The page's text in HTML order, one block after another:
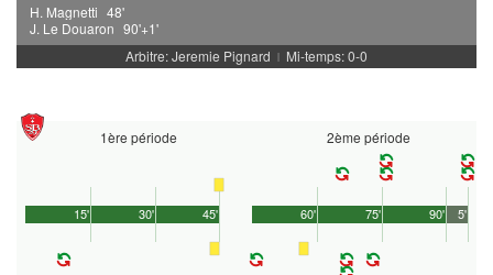
H. Magnetti 48'
J. Le Douaron 90'+1'
Arbitre: Jeremie Pignard
| Mi-temps: 0-0
1ère période
45'
15' 30'
2ème période
90'
60' 75' 5'